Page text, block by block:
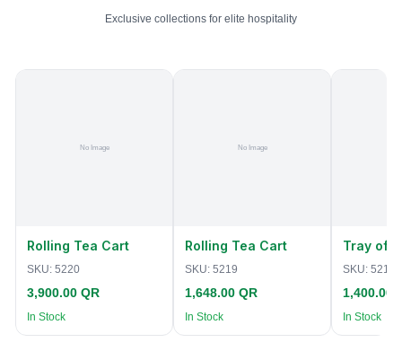
Exclusive collections for elite hospitality
Rolling Tea Cart
SKU: 5220
3,900.00 QR
In Stock
Rolling Tea Cart
SKU: 5219
1,648.00 QR
In Stock
Tray of
SKU: 5218
1,400.00
In Stock